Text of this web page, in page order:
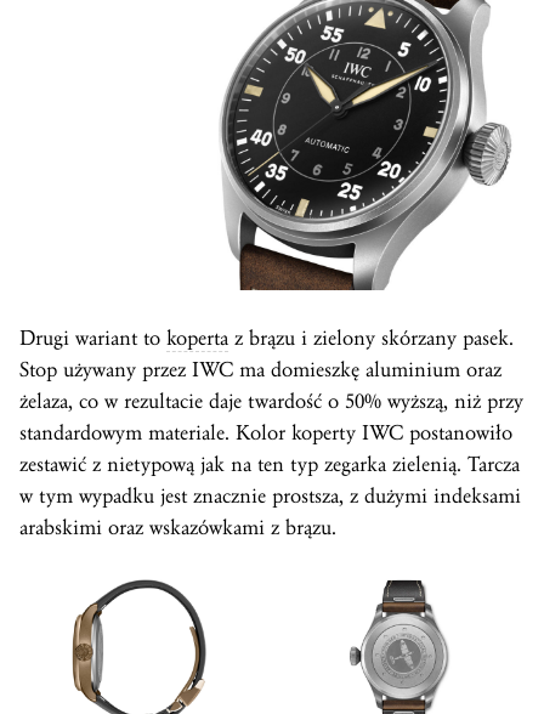
Drugi wariant to koperta z brązu i zielony skórzany pasek.
Stop używany przez IWC ma domieszkę aluminium oraz
żelaza, co w rezultacie daje twardość o 50% wyższą, niż przy
standardowym materiale. Kolor koperty IWC postanowiło
zestawić z nietypową jak na ten typ zegarka zielenią. Tarcza
w tym wypadku jest znacznie prostsza, z dużymi indeksami
arabskimi oraz wskazówkami z brązu.